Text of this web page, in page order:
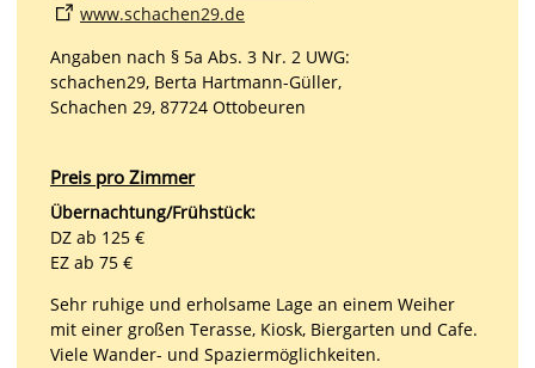
www.schachen29.de
Angaben nach § 5a Abs. 3 Nr. 2 UWG:
schachen29, Berta Hartmann-Güller,
Schachen 29, 87724 Ottobeuren
Preis pro Zimmer
Übernachtung/Frühstück:
DZ ab 125 €
EZ ab 75 €
Sehr ruhige und erholsame Lage an einem Weiher
mit einer großen Terasse, Kiosk, Biergarten und Cafe.
Viele Wander- und Spaziermöglichkeiten.